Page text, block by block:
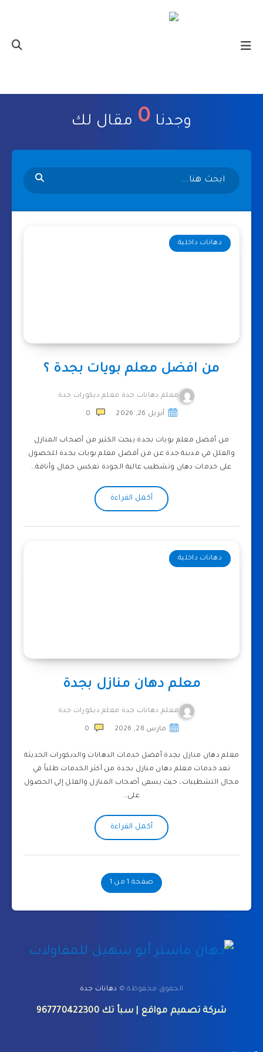
وجدنا 0 مقال لك
دهانات داخلية
من افضل معلم بويات بجدة ؟
معلم دهانات جدة معلم ديكورات جدة
أبريل 26, 2026 0
من أفضل معلم بويات بجدة يبحث الكثير من أصحاب المنازل
والفلل في مدينة جدة عن من أفضل معلم بويات بجدة للحصول
على خدمات دهان وتشطيب عالية الجودة تعكس جمال وأناقة…
أكمل القراءة
دهانات داخلية
معلم دهان منازل بجدة
معلم دهانات جدة معلم ديكورات جدة
مارس 28, 2026 0
معلم دهان منازل بجدة أفضل خدمات الدهانات والديكورات الحديثة
تعد خدمات معلم دهان منازل بجدة من أكثر الخدمات طلباً في
مجال التشطيبات، حيث يسعى أصحاب المنازل والفلل إلى الحصول
على…
أكمل القراءة
صفحة 1 من 1
الحقوق محفوظة © دهانات جدة
شركة تصميم مواقع | سبأ تك967770422300